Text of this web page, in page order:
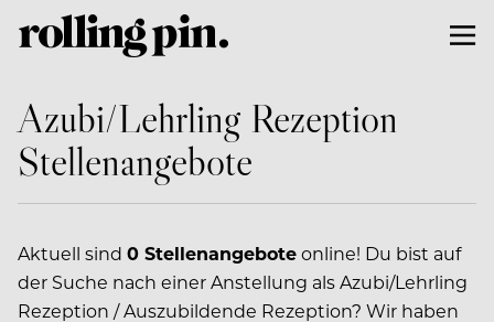
Azubi/Lehrling Rezeption
Stellenangebote
Aktuell sind 0 Stellenangeboteonline! Du bist auf
der Suche nach einer Anstellung als Azubi/Lehrling
Rezeption / Auszubildende Rezeption? Wir haben